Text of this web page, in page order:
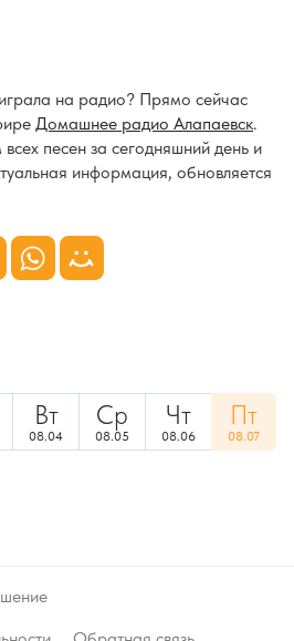
на радио? Прямо сейчас
Домашнее радио Алапаевск.
песен за сегодняшний день и
информация, обновляется
Вт
08.04
Ср
08.05
Чт
08.06
Пт
08.07